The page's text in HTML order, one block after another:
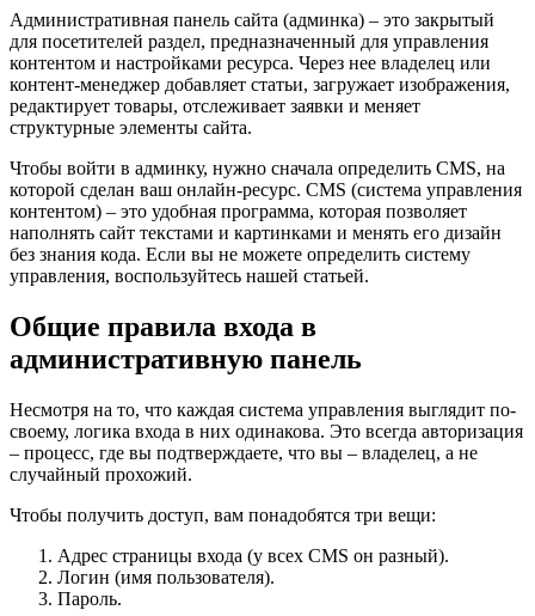
Административная панель сайта (админка) – это закрытый
для посетителей раздел, предназначенный для управления
контентом и настройками ресурса. Через нее владелец или
контент-менеджер добавляет статьи, загружает изображения,
редактирует товары, отслеживает заявки и меняет
структурные элементы сайта.
Чтобы войти в админку, нужно сначала определить CMS, на
которой сделан ваш онлайн-ресурс. CMS (система управления
контентом) – это удобная программа, которая позволяет
наполнять сайт текстами и картинками и менять его дизайн
без знания кода. Если вы не можете определить систему
управления, воспользуйтесь нашей статьей.
Общие правила входа в
административную панель
Несмотря на то, что каждая система управления выглядит по-
своему, логика входа в них одинакова. Это всегда авторизация
– процесс, где вы подтверждаете, что вы – владелец, а не
случайный прохожий.
Чтобы получить доступ, вам понадобятся три вещи:
Адрес страницы входа (у всех CMS он разный).
Логин (имя пользователя).
Пароль.